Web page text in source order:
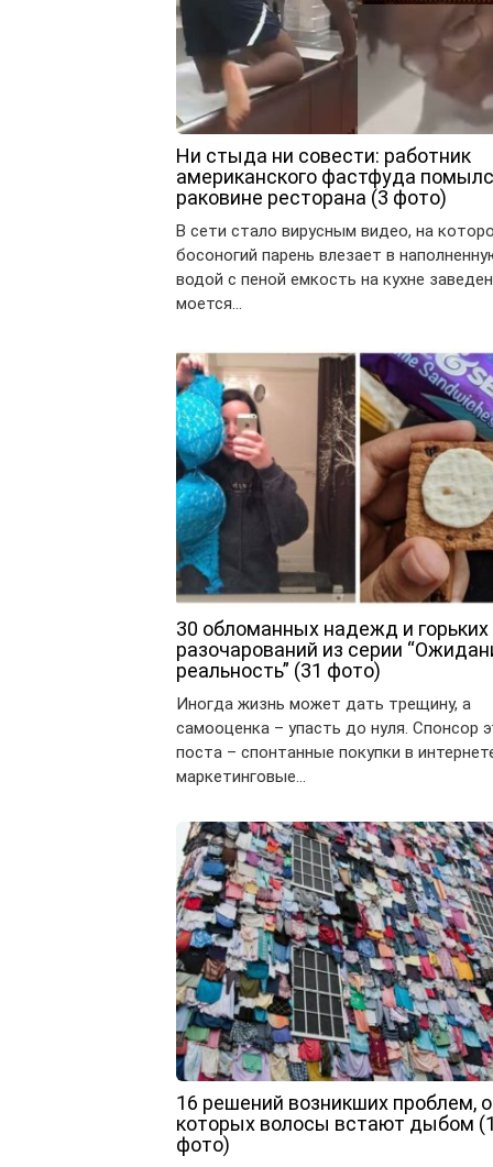
Ни стыда ни совести: работник
американского фастфуда
раковине ресторана (3 фото)
В сети стало вирусным видео, на
босоногий парень влезает в
водой с пеной емкость на кухне
моется…
30 обломанных надежд и горьких
разочарований из серии
реальность” (31 фото)
Иногда жизнь может дать трещину, а
самооценка – упасть до нуля. Спонсор
поста – спонтанные покупки в
маркетинговые…
16 решений возникших проблем,
которых волосы встают дыбом
фото)